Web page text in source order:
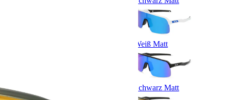
Weiß Matt
Schwarz Matt